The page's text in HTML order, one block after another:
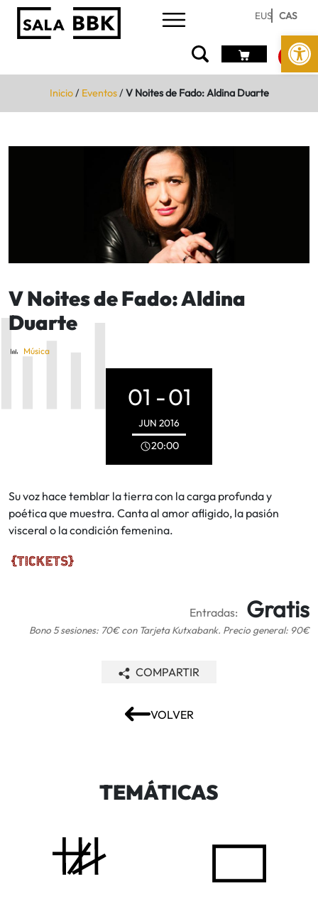
Abrir
EUS CAS
Inicio/ Eventos/V Noites de Fado: Aldina Duarte
V Noites de Fado: Aldina
Duarte
Música
01 -01
JUN 2016
20:00
Su voz hace temblar la tierra con la carga profunda y
poética que muestra. Canta al amor afligido, la pasión
visceral o la condición femenina.
Entradas: Gratis
Bono 5 sesiones: 70€ con Tarjeta Kutxabank. Precio general: 90€
VOLVER
COMPARTIR
TEMÁTICAS